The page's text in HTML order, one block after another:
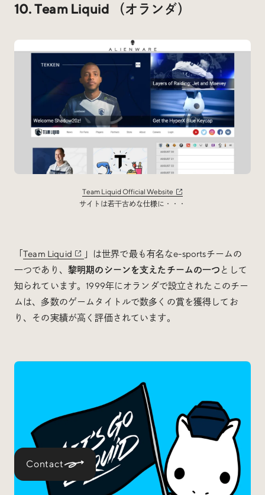
Contact
10. Team Liquid （オランダ）
Team Liquid Official Website
サイトは若干古めな仕様に・・・
「Team Liquid
」は世界で最も有名なe-sportsチームの
一つであり、 黎明期のシーンを支えたチームの一つ として
知られています。1999年にオランダで設立されたこのチー
ムは、多数のゲームタイトルで数多くの賞を獲得してお
り、その実績が高く評価されています。